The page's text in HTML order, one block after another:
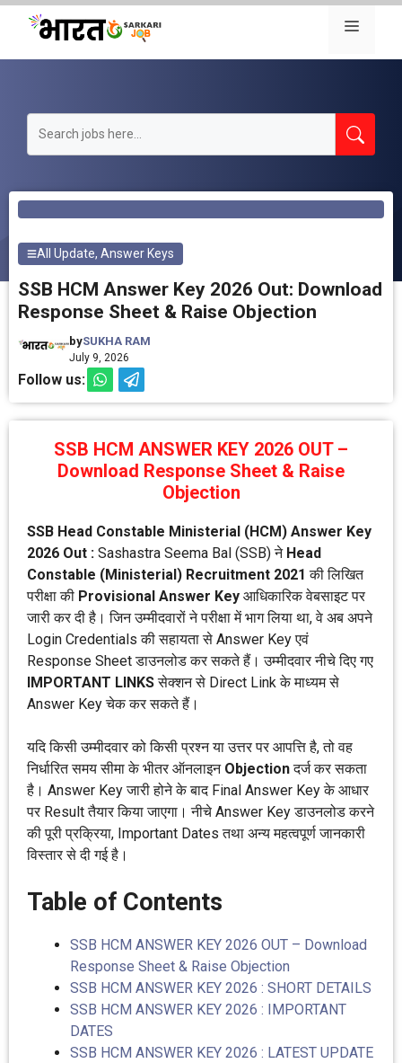
Skip
content
Menu
All Update,Answer Keys
SSB HCM Answer Key 2026 Out: Download
Response Sheet & Raise Objection
bySUKHA RAM
July 9, 2026
Follow us:
SSB HCM ANSWER KEY 2026 OUT –
Download Response Sheet & Raise
Objection
SSB Head Constable Ministerial (HCM) Answer Key
2026 Out : Sashastra Seema Bal (SSB) ने Head
Constable (Ministerial) Recruitment 2021 की लिखित
परीक्षा की Provisional Answer Key आधिकारिक वेबसाइट पर
जारी कर दी है। जिन उम्मीदवारों ने परीक्षा में भाग लिया था, वे अब अपने
Login Credentials की सहायता से Answer Key एवं
Response Sheet डाउनलोड कर सकते हैं। उम्मीदवार नीचे दिए गए
IMPORTANT LINKSसेक्शन से Direct Link के माध्यम से
Answer Key चेक कर सकते हैं।
यदि किसी उम्मीदवार को किसी प्रश्न या उत्तर पर आपत्ति है, तो वह
निर्धारित समय सीमा के भीतर ऑनलाइन Objectionदर्ज कर सकता
है। Answer Key जारी होने के बाद Final Answer Key के आधार
पर Result तैयार किया जाएगा। नीचे Answer Key डाउनलोड करने
की पूरी प्रक्रिया, Important Dates तथा अन्य महत्वपूर्ण जानकारी
विस्तार से दी गई है।
Table of Contents
SSB HCM ANSWER KEY 2026 OUT – Download
Response Sheet & Raise Objection
SSB HCM ANSWER KEY 2026 : SHORT DETAILS
SSB HCM ANSWER KEY 2026 : IMPORTANT
DATES
SSB HCM ANSWER KEY 2026 : LATEST UPDATE